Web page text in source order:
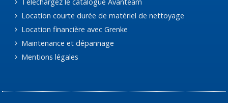
Téléchargez le catalogue Avanteam
Location courte durée de matériel de nettoyage
Location financière avec Grenke
Maintenance et dépannage
Mentions légales